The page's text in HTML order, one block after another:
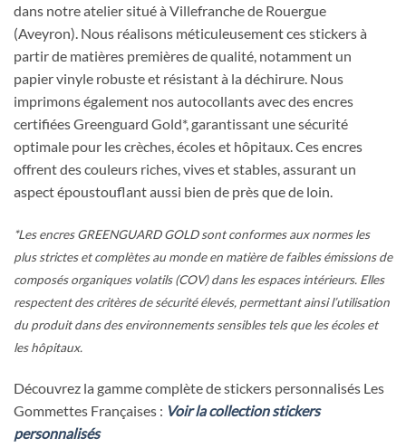
dans notre atelier situé à Villefranche de Rouergue
(Aveyron). Nous réalisons méticuleusement ces stickers à
partir de matières premières de qualité, notamment un
papier vinyle robuste et résistant à la déchirure. Nous
imprimons également nos autocollants avec des encres
certifiées Greenguard Gold*, garantissant une sécurité
optimale pour les crèches, écoles et hôpitaux. Ces encres
offrent des couleurs riches, vives et stables, assurant un
aspect époustouflant aussi bien de près que de loin.
*Les encres GREENGUARD GOLD sont conformes aux normes les
plus strictes et complètes au monde en matière de faibles émissions de
composés organiques volatils (COV) dans les espaces intérieurs. Elles
respectent des critères de sécurité élevés, permettant ainsi l’utilisation
du produit dans des environnements sensibles tels que les écoles et
les hôpitaux.
Découvrez la gamme complète de stickers personnalisés Les
Gommettes Françaises : Voir la collection stickers
personnalisés